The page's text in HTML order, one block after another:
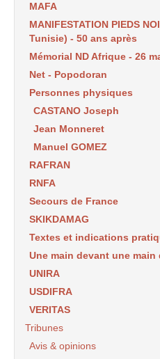
MAFA
MANIFESTATION PIEDS
Tunisie) - 50 ans après
Mémorial ND Afrique - 26
Net - Popodoran
Personnes physiques
CASTANO Joseph
Jean Monneret
Manuel GOMEZ
RAFRAN
RNFA
Secours de France
SKIKDAMAG
Textes et indications
Une main devant une main
UNIRA
USDIFRA
VERITAS
Tribunes
Avis & opinions